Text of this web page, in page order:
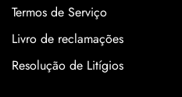
Termos de Serviço
Livro de reclamações
Resolução de Litígios